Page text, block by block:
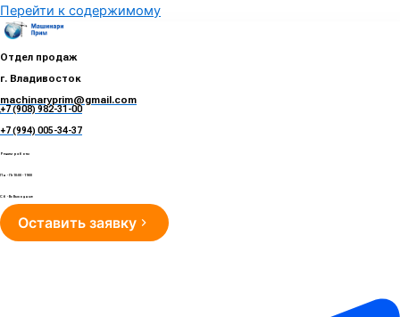
Перейти к содержимому
Отдел продаж
г. Владивосток
machinaryprim@gmail.com
+7 (908) 982-31-00
+7 (994) 005-34-37
Режим работы
Пн - Пт 10:00 - 19:00
Сб - Вс Выходные
Оставить заявку